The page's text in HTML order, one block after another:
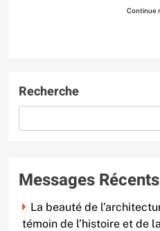
Continue
Recherche
Messages Récents
La beauté de
témoin de l’histoire et de